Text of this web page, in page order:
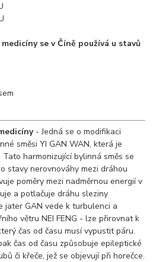
se v Číně používá u stavů
- Jedná se o modifikaci
směsi YI GAN WAN, která je
harmonizující bylinná směs se
stavy nerovnováhy mezi dráhou
poměry mezi nadměrnou energií v
a potlačuje dráhu sleziny
jater GAN vede k turbulenci a
větru NEI FENG - lze přirovnat k
čas od času musí vypustit páru.
čas od času způsobuje epileptické
či křeče, jež se objevují při horečce.